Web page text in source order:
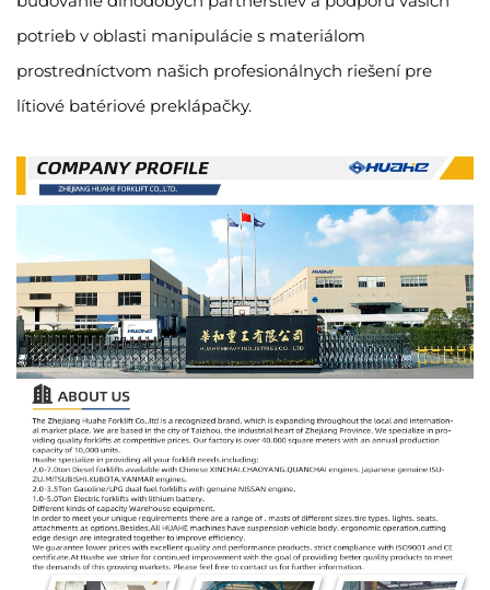
potrieb v oblasti manipulácie s materiálom
prostredníctvom našich profesionálnych riešení pre
lítiové batériové preklápačky.